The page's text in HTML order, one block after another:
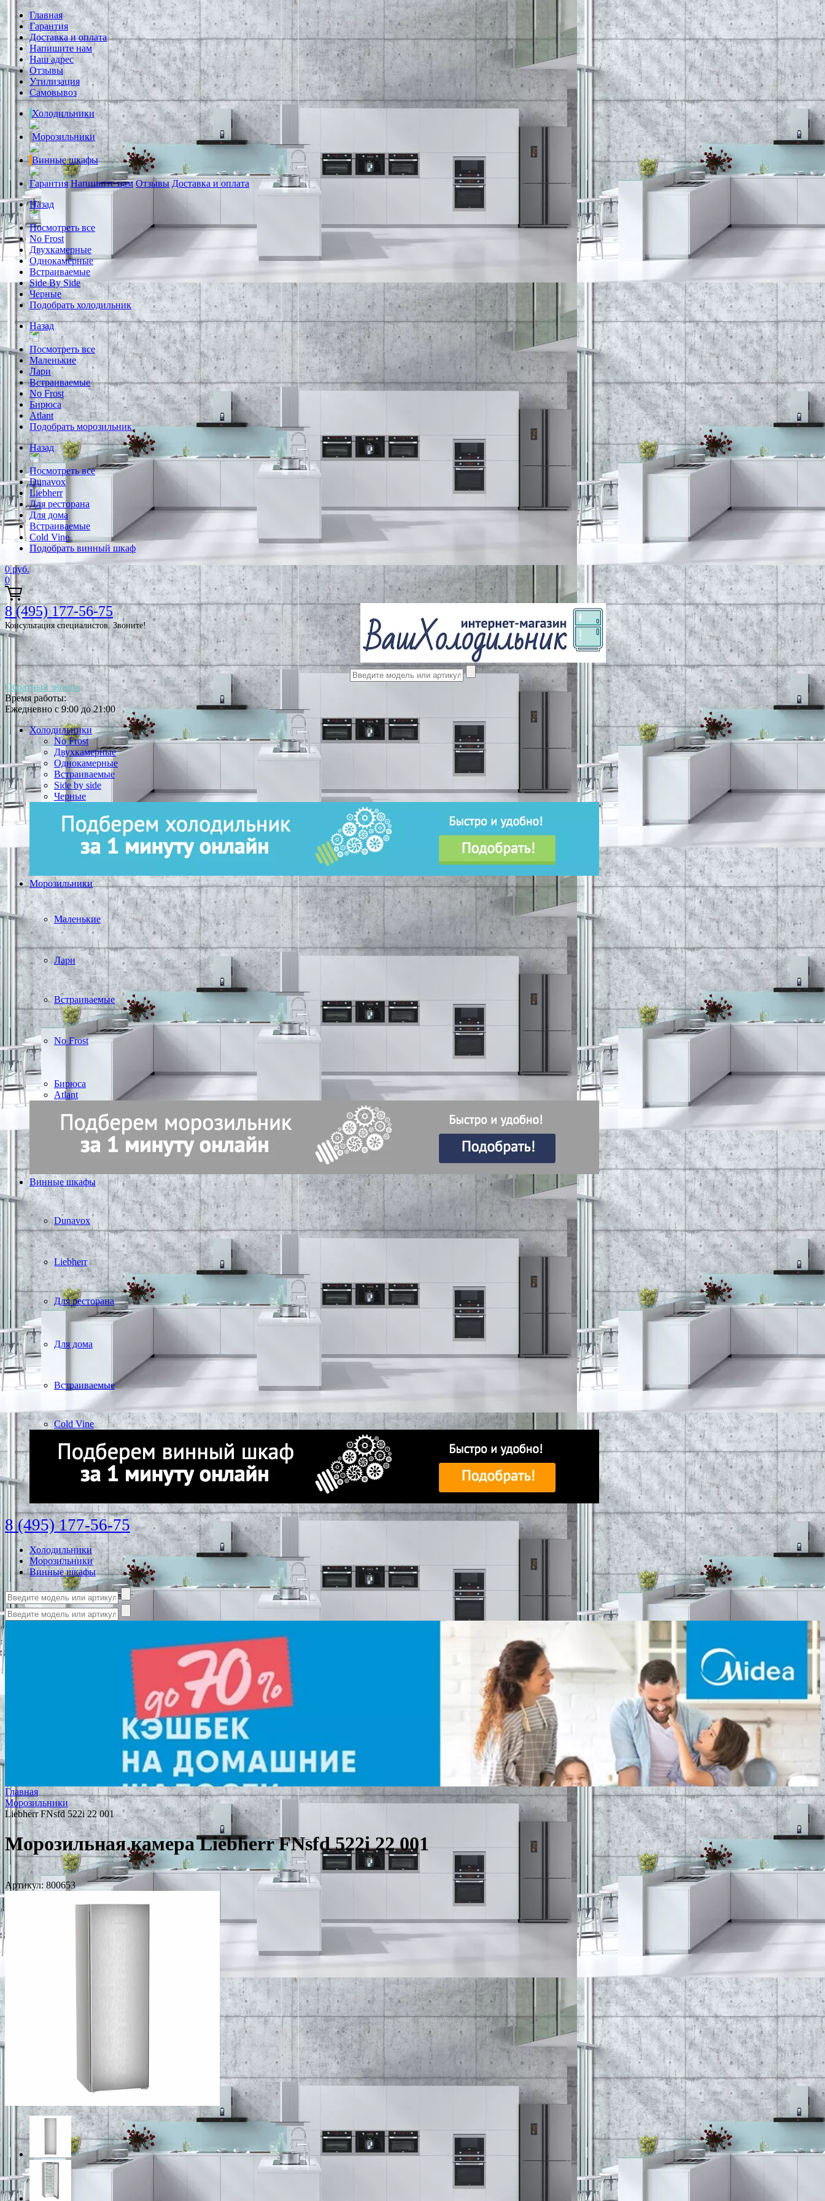
Главная
Гарантия
Доставка и оплата
Напишите нам
Наш адрес
Отзывы
Утилизация
Самовывоз
Холодильники
Морозильники
Винные шкафы
Гарантия Напишите нам Отзывы Доставка и оплата
Назад
Посмотреть все
No Frost
Двухкамерные
Однокамерные
Встраиваемые
Side By Side
Черные
Подобрать холодильник
Назад
Посмотреть все
Маленькие
Лари
Встраиваемые
No Frost
Бирюса
Atlant
Подобрать морозильник
Назад
Посмотреть все
Dunavox
Liebherr
Для ресторана
Для дома
Встраиваемые
Cold Vine
Подобрать винный шкаф
0 руб.
0
8 (495) 177-56-75
Консультация специалистов. Звоните!
Обратный звонок
Время работы:
Ежедневно с 9:00 до 21:00
Холодильники
No Frost
Двухкамерные
Однокамерные
Встраиваемые
Side by side
Черные
Морозильники
Маленькие
Лари
Встраиваемые
No Frost
Бирюса
Atlant
Винные шкафы
Dunavox
Liebherr
Для ресторана
Для дома
Встраиваемые
Cold Vine
8 (495) 177-56-75
Холодильники
Морозильники
Винные шкафы
Главная
Морозильники
Liebherr FNsfd 522i 22 001
Морозильная камера Liebherr FNsfd 522i 22 001
Артикул: 800653